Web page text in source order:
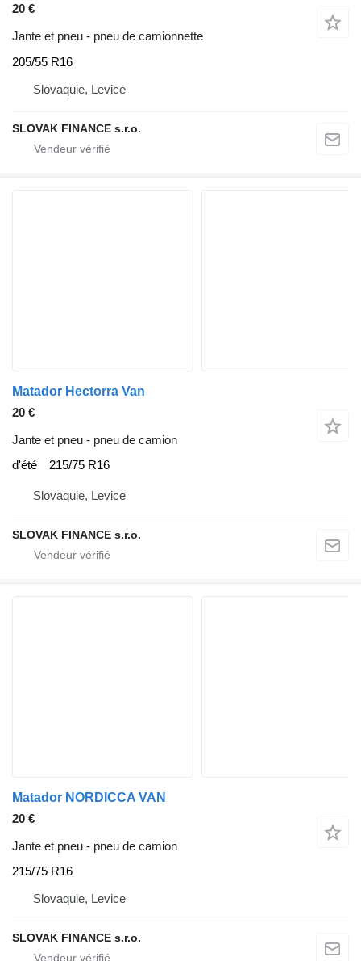
20 €
Jante et pneu - pneu de camionnette
205/55 R16
Slovaquie, Levice
SLOVAK FINANCE s.r.o.
Matador Hectorra Van
20 €
Jante et pneu - pneu de camion
d'été
215/75 R16
Slovaquie, Levice
SLOVAK FINANCE s.r.o.
Matador NORDICCA VAN
20 €
Jante et pneu - pneu de camion
215/75 R16
Slovaquie, Levice
SLOVAK FINANCE s.r.o.